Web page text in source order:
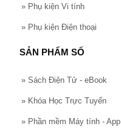
» Phụ kiện Vi tính
» Phụ kiện Điện thoại
SẢN PHẨM SỐ
» Sách Điện Tử - eBook
» Khóa Học Trực Tuyến
» Phần mềm Máy tính - App